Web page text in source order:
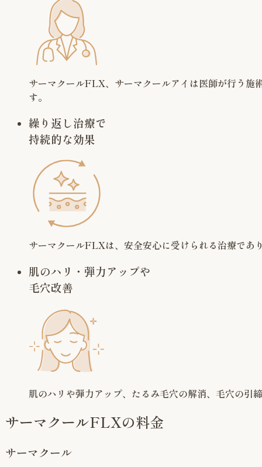
サーマクールFLX、サーマクールアイは医師が行う施
す。
繰り返し治療で
持続的な効果
サーマクールFLXは、安全安心に受けられる治療であ
肌のハリ・弾力アップや
毛穴改善
肌のハリや弾力アップ、たるみ毛穴の解消、毛穴の引
サーマクールFLXの料金
サーマクール